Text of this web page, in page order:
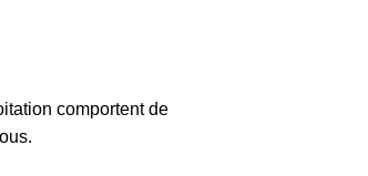
comportent de